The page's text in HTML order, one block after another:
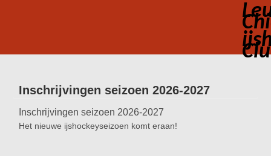
Inschrijvingen seizoen 2026-2027
Inschrijvingen seizoen 2026-2027
Het nieuwe ijshockeyseizoen komt eraan!